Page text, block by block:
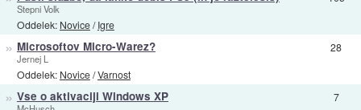
Stepni Volk
Oddelek: Novice/Igre
» Microsoftov Micro-Warez?
Jernej L
Oddelek: Novice/Varnost
28
» Vse o aktivaciji Windows XP 7